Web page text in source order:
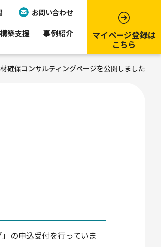
お問い合わせ
築支援 事例紹介 マイページ登録は
こちら
確保コンサルティングページを公開しました
の申込受付を行っていま